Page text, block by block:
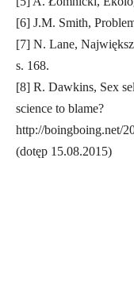
[6] J.M. Smith,
[7] N. Lane,
s. 168.
[8] R. Dawkins, Sex
science to blame?
http://boingboing.net/
(dotęp 15.08.2015)